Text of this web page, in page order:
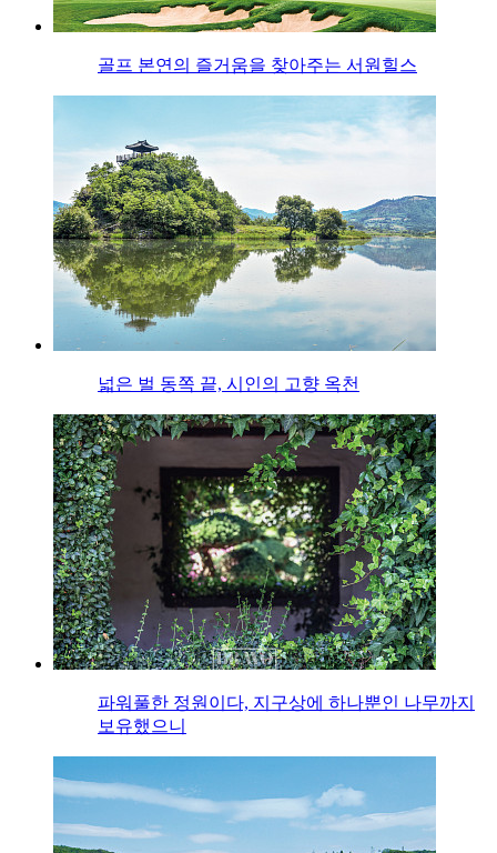
골프 본연의 즐거움을 찾아주는 서원힐스
넓은 벌 동쪽 끝, 시인의 고향 옥천
파워풀한 정원이다, 지구상에 하나뿐인 나무까지
보유했으니